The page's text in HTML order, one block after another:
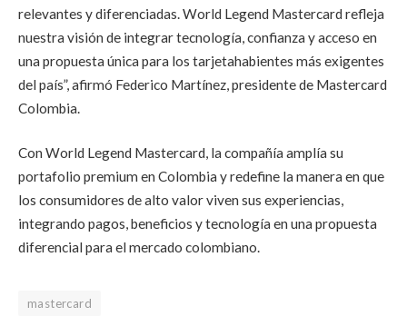
relevantes y diferenciadas. World Legend Mastercard refleja
nuestra visión de integrar tecnología, confianza y acceso en
una propuesta única para los tarjetahabientes más exigentes
del país”, afirmó Federico Martínez, presidente de Mastercard
Colombia.
Con World Legend Mastercard, la compañía amplía su
portafolio premium en Colombia y redefine la manera en que
los consumidores de alto valor viven sus experiencias,
integrando pagos, beneficios y tecnología en una propuesta
diferencial para el mercado colombiano.
mastercard